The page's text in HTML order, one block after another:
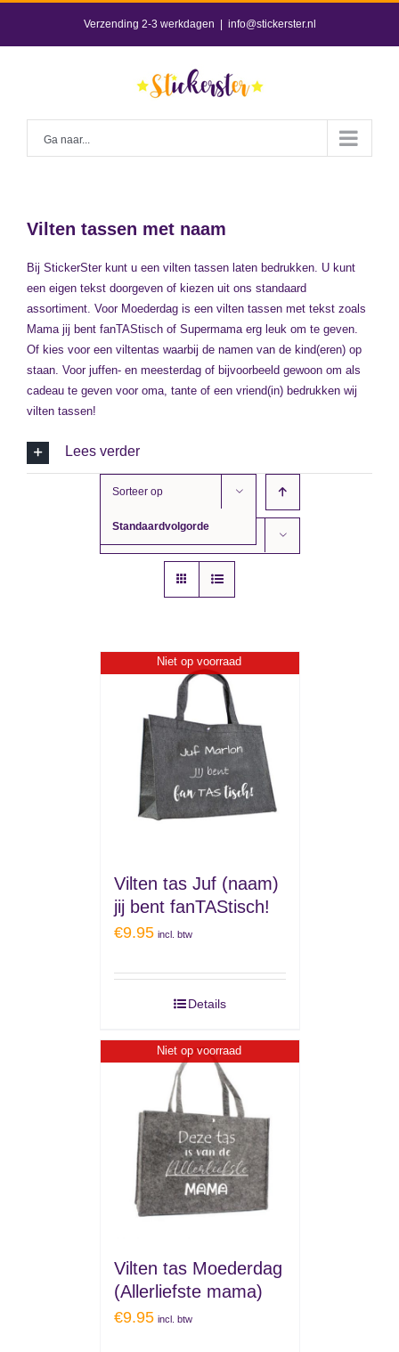
content
Verzending 2-3 werkdagen info@stickerster.nl
Ga naar...
Vilten tassen met naam
Bij StickerSter kunt u een vilten tassen laten bedrukken. U kunt
een eigen tekst doorgeven of kiezen uit ons standaard
assortiment. Voor Moederdag is een vilten tassen met tekst zoals
Mama jij bent fanTAStisch of Supermama erg leuk om te geven.
Of kies voor een viltentas waarbij de namen van de kind(eren) op
staan. Voor juffen- en meesterdag of bijvoorbeeld gewoon om als
cadeau te geven voor oma, tante of een vriend(in) bedrukken wij
vilten tassen!
Lees verder
Sorteer op
Standaardvolgorde
36 producten
Niet op voorraad
Vilten tas Juf (naam)
jij bent fanTAStisch!
€9.95 incl. btw
Details
Niet op voorraad
Vilten tas Moederdag
(Allerliefste mama)
€9.95 incl. btw